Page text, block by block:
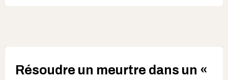
Résoudre un meurtre dans un «